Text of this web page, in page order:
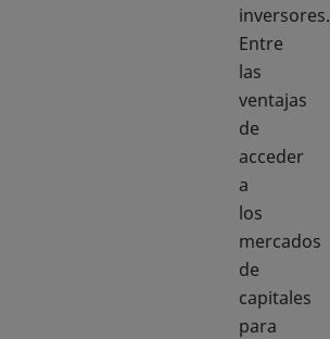
inversores.
Entre
las
ventajas
de
acceder
a
los
mercados
de
capitales
para